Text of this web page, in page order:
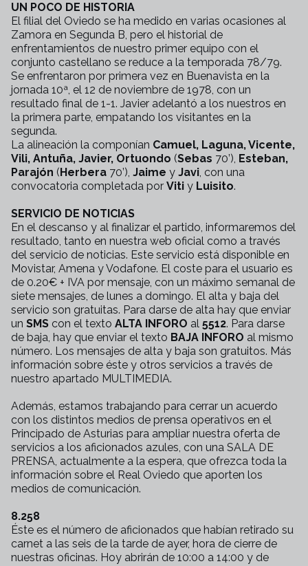
UN POCO DE HISTORIA
El filial del Oviedo se ha medido en varias ocasiones al
Zamora en Segunda B, pero el historial de
enfrentamientos de nuestro primer equipo con el
conjunto castellano se reduce a la temporada 78/79.
Se enfrentaron por primera vez en Buenavista en la
jornada 10ª, el 12 de noviembre de 1978, con un
resultado final de 1-1. Javier adelantó a los nuestros en
la primera parte, empatando los visitantes en la
segunda.
La alineación la componían Camuel, Laguna, Vicente,
Vili, Antuña, Javier, Ortuondo (Sebas 70’), Esteban,
Parajón (Herbera 70’), Jaime y Javi, con una
convocatoria completada por Viti y Luisito.
SERVICIO DE NOTICIAS
En el descanso y al finalizar el partido, informaremos del
resultado, tanto en nuestra web oficial como a través
del servicio de noticias. Este servicio está disponible en
Movistar, Amena y Vodafone. El coste para el usuario es
de 0.20€ + IVA por mensaje, con un máximo semanal de
siete mensajes, de lunes a domingo. El alta y baja del
servicio son gratuitas. Para darse de alta hay que enviar
un SMS con el texto ALTA INFORO al 5512. Para darse
de baja, hay que enviar el texto BAJA INFORO al mismo
número. Los mensajes de alta y baja son gratuitos. Más
información sobre éste y otros servicios a través de
nuestro apartado MULTIMEDIA.
Además, estamos trabajando para cerrar un acuerdo
con los distintos medios de prensa operativos en el
Principado de Asturias para ampliar nuestra oferta de
servicios a los aficionados azules, con una SALA DE
PRENSA, actualmente a la espera, que ofrezca toda la
información sobre el Real Oviedo que aporten los
medios de comunicación.
8.258
Éste es el número de aficionados que habían retirado su
carnet a las seis de la tarde de ayer, hora de cierre de
nuestras oficinas. Hoy abrirán de 10:00 a 14:00 y de